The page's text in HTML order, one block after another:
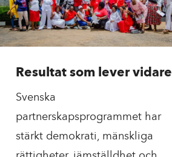
Resultat som lever vidare
Svenska
partnerskapsprogrammet har
stärkt demokrati, mänskliga